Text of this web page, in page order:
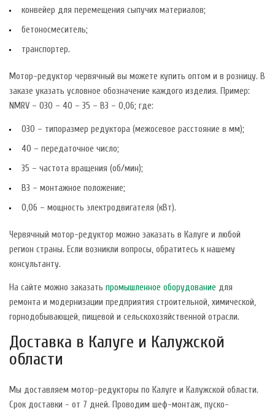
конвейер для перемещения сыпучих материалов;
бетоносмеситель;
транспортер.
Мотор-редуктор червячный вы можете купить оптом и в розницу. В
заказе указать условное обозначение каждого изделия. Пример:
NMRV – 030 – 40 – 35 – B3 – 0,06; где:
030 – типоразмер редуктора (межосевое расстояние в мм);
40 – передаточное число;
35 – частота вращения (об/мин);
B3 – монтажное положение;
0,06 – мощность электродвигателя (кВт).
Червячный мотор-редуктор можно заказать в Калуге и любой
регион страны. Если возникли вопросы, обратитесь к нашему
консультанту.
На сайте можно заказать промышленное оборудование для
ремонта и модернизации предприятия строительной, химической,
горнодобывающей, пищевой и сельскохозяйственной отрасли.
Доставка в Калуге и Калужской
области
Мы доставляем мотор-редукторы по Калуге и Калужской области.
Срок доставки - от 7 дней. Проводим шеф-монтаж, пуско-